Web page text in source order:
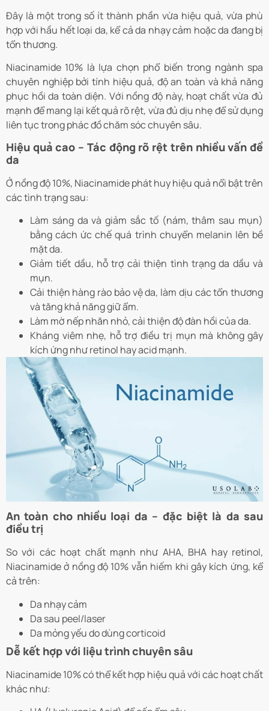
Đây là một trong số ít thành phần vừa hiệu quả, vừa phù
hợp với hầu hết loại da, kể cả da nhạy cảm hoặc da đang bị
tổn thương.
Niacinamide 10% là lựa chọn phổ biến trong ngành spa
chuyên nghiệp bởi tính hiệu quả, độ an toàn và khả năng
phục hồi da toàn diện. Với nồng độ này, hoạt chất vừa đủ
mạnh để mang lại kết quả rõ rệt, vừa đủ dịu nhẹ để sử dụng
liên tục trong phác đồ chăm sóc chuyên sâu.
Hiệu quả cao – Tác động rõ rệt trên nhiều vấn đề
da
Ở nồng độ 10%, Niacinamide phát huy hiệu quả nổi bật trên
các tình trạng sau:
Làm sáng da và giảm sắc tố (nám, thâm sau mụn)
bằng cách ức chế quá trình chuyển melanin lên bề
mặt da.
Giảm tiết dầu, hỗ trợ cải thiện tình trạng da dầu và
mụn.
Cải thiện hàng rào bảo vệ da, làm dịu các tổn thương
và tăng khả năng giữ ẩm.
Làm mờ nếp nhăn nhỏ, cải thiện độ đàn hồi của da.
Kháng viêm nhẹ, hỗ trợ điều trị mụn mà không gây
kích ứng như retinol hay acid mạnh.
An toàn cho nhiều loại da – đặc biệt là da sau
điều trị
So với các hoạt chất mạnh như AHA, BHA hay retinol,
Niacinamide ở nồng độ 10% vẫn hiếm khi gây kích ứng, kể
cả trên:
Da nhạy cảm
Da sau peel/laser
Da mỏng yếu do dùng corticoid
Dễ kết hợp với liệu trình chuyên sâu
Niacinamide 10% có thể kết hợp hiệu quả với các hoạt chất
khác như: